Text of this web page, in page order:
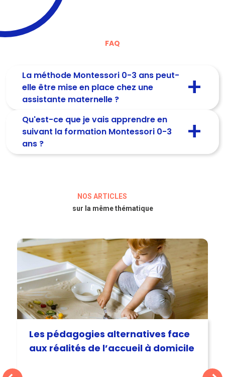
FAQ
La méthode Montessori 0-3 ans peut-
elle être mise en place chez une
assistante maternelle ?
Qu'est-ce que je vais apprendre en
suivant la formation Montessori 0-3
ans ?
NOS ARTICLES
sur la même thématique
Les pédagogies alternatives face
aux réalités de l’accueil à domicile